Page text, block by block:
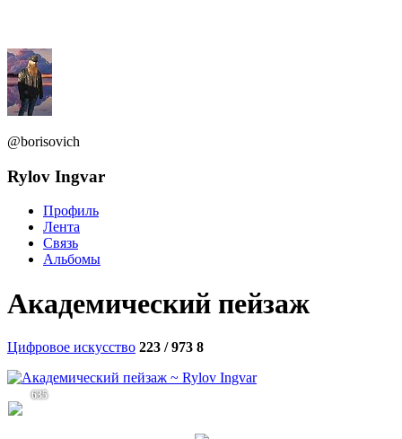
@borisovich
Rylov Ingvar
Профиль
Лента
Связь
Альбомы
Академический пейзаж
Цифровое искусство 223 / 973 8
635